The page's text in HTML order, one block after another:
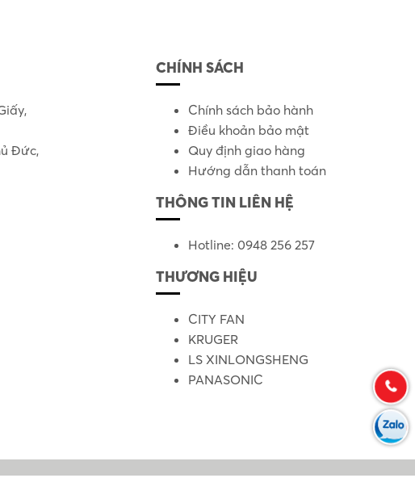
Đức,
CHÍNH SÁCH
Chính sách bảo hành
Điều khoản bảo mật
Quy định giao hàng
Hướng dẫn thanh toán
THÔNG TIN LIÊN HỆ
Hotline: 0948 256 257
THƯƠNG HIỆU
CITY FAN
KRUGER
LS XINLONGSHENG
PANASONIC